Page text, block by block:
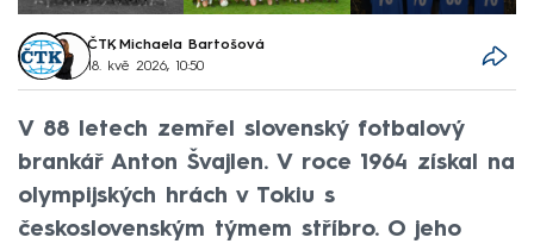
ČTK, Michaela Bartošová
18. kvě 2026, 10:50
V 88 letech zemřel slovenský fotbalový
brankář Anton Švajlen. V roce 1964 získal na
olympijských hrách v Tokiu s
československým týmem stříbro. O jeho